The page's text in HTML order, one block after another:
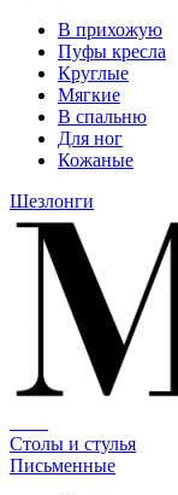
В прихожую
Пуфы кресла
Круглые
Мягкие
В спальню
Для ног
Кожаные
Шезлонги
Столы и стулья
Письменные